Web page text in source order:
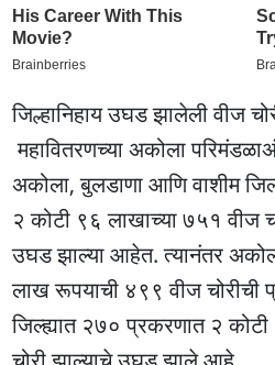
जिल्हानिहाय उघड झालेली वीज
महावितरणच्या अकोला
अकोला, बुलडाणा आणि वाशीम
२ कोटी ९६ लाखाच्या ७५१ वीज
उघड झाल्या आहेत. त्यानंतर
लाख रूपयाची ४९९ वीज चोरीची
जिल्ह्यात २७० प्रकरणात २